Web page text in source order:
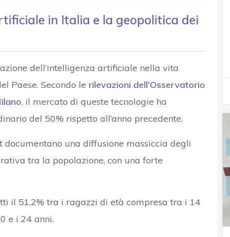
in Italia e la geopolitica dei
dell’intelligenza artificiale nella vita
Paese. Secondo le rilevazioni dell’Osservatorio
, il mercato di queste tecnologie ha
del 50% rispetto all’anno precedente.
una diffusione massiccia degli
tra la popolazione, con una forte
il 51,2% tra i ragazzi di età compresa tra i 14
e i 24 anni.